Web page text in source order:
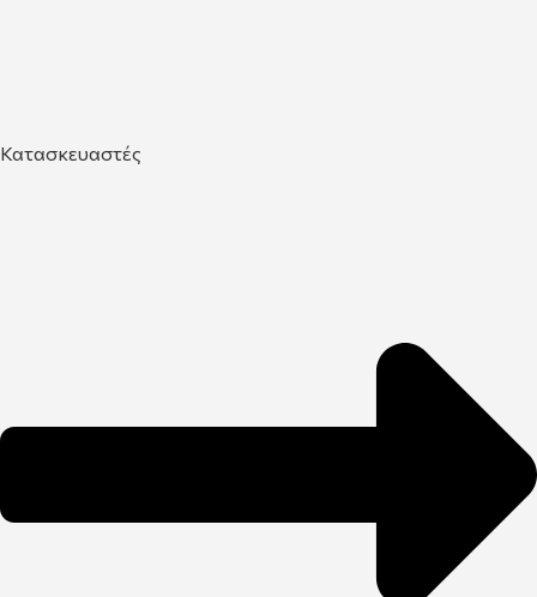
Κατασκευαστές